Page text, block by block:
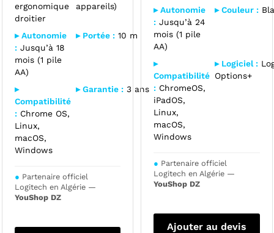
ergonomique
droitier
appareils)
▸ Autonomie
:Jusqu’à 18
mois (1 pile
AA)
▸ Portée :10 m
▸
Compatibilité
:Chrome OS,
Linux,
macOS,
Windows
▸ Garantie :3 ans
● Partenaire officiel
Logitech en Algérie —
YouShop DZ
▸ Autonomie
: Jusqu’à 24
mois (1 pile
AA)
▸ Couleur :
▸
Compatibilité
: ChromeOS,
iPadOS,
Linux,
macOS,
Windows
▸ Logiciel :
Options+
● Partenaire officiel
Logitech en Algérie —
YouShop DZ
Ajouter au devis